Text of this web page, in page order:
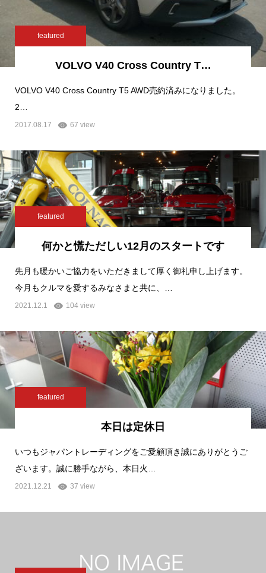
featured
VOLVO V40 Cross Country T…
VOLVO V40 Cross Country T5 AWD売約済みになりました。
2…
2017.08.17 67 view
featured
何かと慌ただしい12月のスタートです
先月も暖かいご協力をいただきまして厚く御礼申し上げます。
今月もクルマを愛するみなさまと共に、…
2021.12.1 104 view
featured
本日は定休日
いつもジャパントレーディングをご愛顧頂き誠にありがとうご
ざいます。誠に勝手ながら、本日火…
2021.12.21 37 view